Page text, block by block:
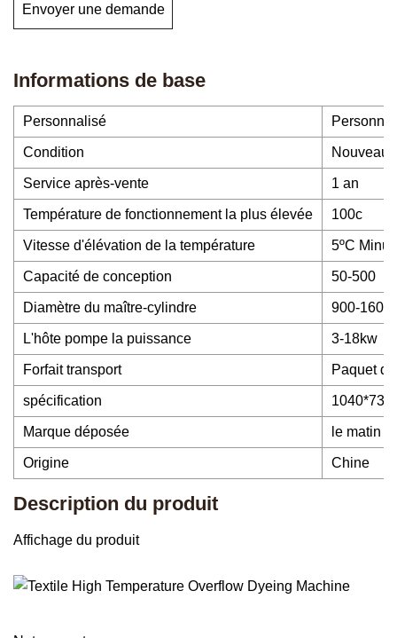
Envoyer une demande
Informations de base
Personnalisé
Condition Nouveau
Service après-vente 1 an
Température de fonctionnement la plus élevée 100c
Vitesse d'élévation de la température 5ºC
Capacité de conception 50-500
Diamètre du maître-cylindre 900-1600
L'hôte pompe la puissance 3-18kw
Forfait transport Paquet
spécification
Marque déposée le matin
Origine Chine
Description du produit
Affichage du produit